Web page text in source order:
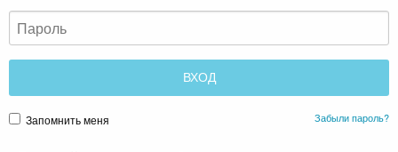
Запомнить меня Забыли пароль?